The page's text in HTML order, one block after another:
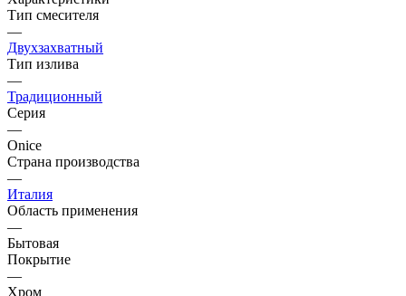
Тип смесителя
—
Двухзахватный
Тип излива
—
Традиционный
Серия
—
Onice
Страна производства
—
Италия
Область применения
—
Бытовая
Покрытие
—
Хром